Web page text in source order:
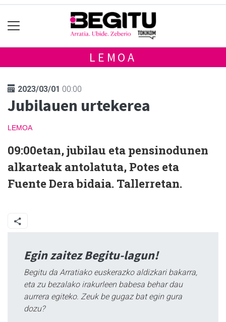
LEMOA
2023/03/01 00:00
Jubilauen urtekerea
LEMOA
09:00etan, jubilau eta pensinodunen
alkarteak antolatuta, Potes eta
Fuente Dera bidaia. Tallerretan.
Egin zaitez Begitu-lagun!
Begitu da Arratiako euskerazko aldizkari bakarra,
eta zu bezalako irakurleen babesa behar dau
aurrera egiteko. Zeuk be gugaz bat egin gura
dozu?